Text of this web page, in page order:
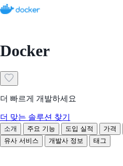
Docker
더 빠르게 개발하세요
더 맞는 솔루션 찾기
소개 주요 기능 도입 실적 가격
유사 서비스
개발사 정보 태그